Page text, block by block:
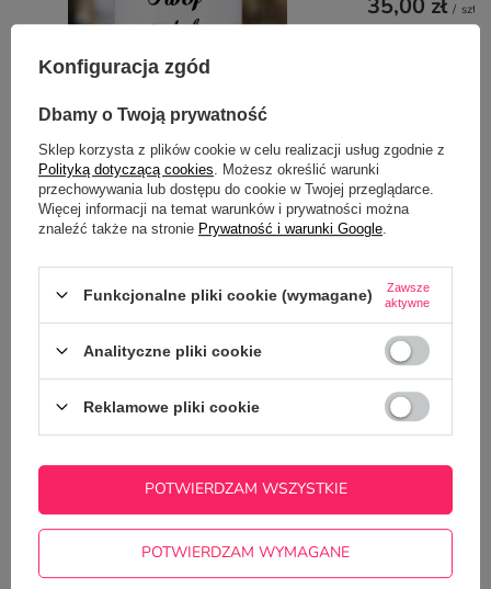
Kubek barowy Retro z Twoim nadrukiem
35,00 zł / szt.
35,00 zł / szt.
Z NASZEGO BLOGA
Jak przygotować projekt na kubek z pomocą
ChatGPT? Kompletny poradnik krok po kroku
Konfiguracja zgód
Dbamy o Twoją prywatność
Sklep korzysta z plików cookie w celu realizacji usług zgodnie z
Polityką dotyczącą cookies . Możesz określić warunki
przechowywania lub dostępu do cookie w Twojej przeglądarce.
Więcej informacji na temat warunków i prywatności można
znaleźć także na stronie Prywatność i warunki Google
Funkcjonalne pliki cookie (wymagane) Zawsze
aktywne
Analityczne pliki cookie
Reklamowe pliki cookie
POTWIERDZAM WYMAGANE
POTWIERDZAM WSZYSTKIE